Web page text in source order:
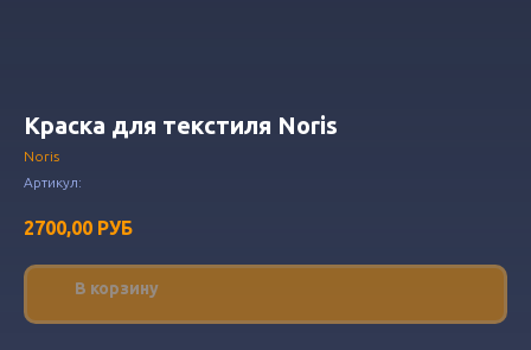
Краска для текстиля Noris
Noris
Артикул:
2700,00 РУБ
В корзину